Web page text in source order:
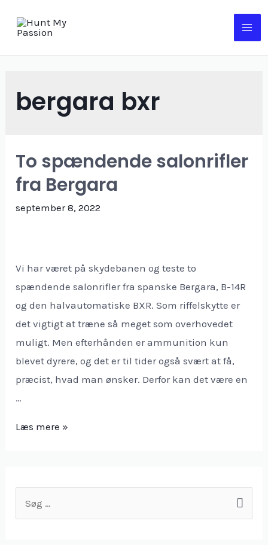
bergara bxr
To spændende salonrifler
fra Bergara
september 8, 2022
Vi har været på skydebanen og teste to
spændende salonrifler fra spanske Bergara, B-14R
og den halvautomatiske BXR. Som riffelskytte er
det vigtigt at træne så meget som overhovedet
muligt. Men efterhånden er ammunition kun
blevet dyrere, og det er til tider også svært at få,
præcist, hvad man ønsker. Derfor kan det være en
…
Læs mere »